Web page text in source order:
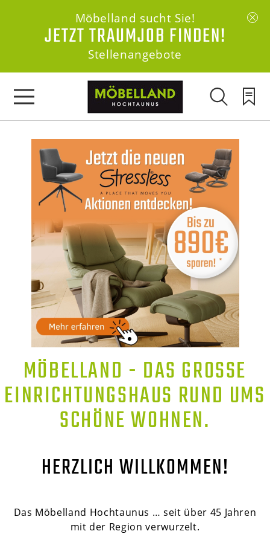
Möbelland sucht Sie!
JETZT TRAUMJOB FINDEN!
Stellenangebote
MÖBELLAND - DAS GROSSE E
INRICHTUNGSHAUS RUND UMS S
CHÖNE WOHNEN.
HERZLICH WILLKOMMEN!
Das Möbelland Hochtaunus … seit über 45 Jahren
mit der Region verwurzelt.